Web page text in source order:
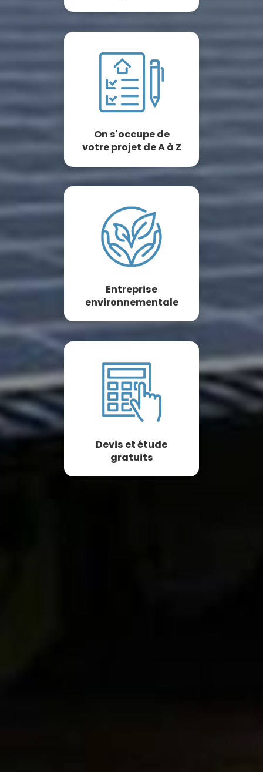
On s'occupe de
votre projet de A à Z
Entreprise
environnementale
Devis et étude
gratuits